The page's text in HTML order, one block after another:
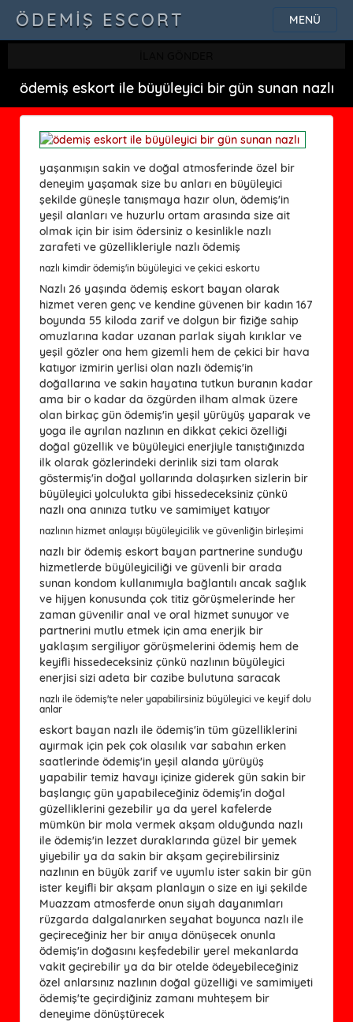
MENÜ
ÖDEMIŞ ESCORT
ödemiş eskort ile büyüleyici bir gün sunan nazlı
yaşanmışın sakin ve doğal atmosferinde özel bir
deneyim yaşamak size bu anları en büyüleyici
şekilde güneşle tanışmaya hazır olun, ödemiş'in
yeşil alanları ve huzurlu ortam arasında size ait
olmak için bir isim ödersiniz o kesinlikle nazlı
zarafeti ve güzellikleriyle nazlı ödemiş
nazlı kimdir ödemiş'in büyüleyici ve çekici eskortu
Nazlı 26 yaşında ödemiş eskort bayan olarak
hizmet veren genç ve kendine güvenen bir kadın 167
boyunda 55 kiloda zarif ve dolgun bir fiziğe sahip
omuzlarına kadar uzanan parlak siyah kırıklar ve
yeşil gözler ona hem gizemli hem de çekici bir hava
katıyor izmirin yerlisi olan nazlı ödemiş'in
doğallarına ve sakin hayatına tutkun buranın kadar
ama bir o kadar da özgürden ilham almak üzere
olan birkaç gün ödemiş'in yeşil yürüyüş yaparak ve
yoga ile ayrılan nazlının en dikkat çekici özelliği
doğal güzellik ve büyüleyici enerjiyle tanıştığınızda
ilk olarak gözlerindeki derinlik sizi tam olarak
göstermiş'in doğal yollarında dolaşırken sizlerin bir
büyüleyici yolculukta gibi hissedeceksiniz çünkü
nazlı ona anınıza tutku ve samimiyet katıyor
nazlının hizmet anlayışı büyüleyicilik ve güvenliğin birleşimi
nazlı bir ödemiş eskort bayan partnerine sunduğu
hizmetlerde büyüleyiciliği ve güvenli bir arada
sunan kondom kullanımıyla bağlantılı ancak sağlık
ve hijyen konusunda çok titiz görüşmelerinde her
zaman güvenilir anal ve oral hizmet sunuyor ve
partnerini mutlu etmek için ama enerjik bir
yaklaşım sergiliyor görüşmelerini ödemiş hem de
keyifli hissedeceksiniz çünkü nazlının büyüleyici
enerjisi sizi adeta bir cazibe bulutuna saracak
nazlı ile ödemiş'te neler yapabilirsiniz büyüleyici ve keyif dolu
anlar
eskort bayan nazlı ile ödemiş'in tüm güzelliklerini
ayırmak için pek çok olasılık var sabahın erken
saatlerinde ödemiş'in yeşil alanda yürüyüş
yapabilir temiz havayı içinize giderek gün sakin bir
başlangıç ​​gün yapabileceğiniz ödemiş'in doğal
güzelliklerini gezebilir ya da yerel kafelerde
mümkün bir mola vermek akşam olduğunda nazlı
ile ödemiş'in lezzet duraklarında güzel bir yemek
yiyebilir ya da sakin bir akşam geçirebilirsiniz
nazlının en büyük zarif ve uyumlu ister sakin bir gün
ister keyifli bir akşam planlayın o size en iyi şekilde
Muazzam atmosferde onun siyah dayanımları
rüzgarda dalgalanırken seyahat boyunca nazlı ile
geçireceğiniz her bir anıya dönüşecek onunla
ödemiş'in doğasını keşfedebilir yerel mekanlarda
vakit geçirebilir ya da bir otelde ödeyebileceğiniz
özel anlarsınız nazlının doğal güzelliği ve samimiyeti
ödemiş'te geçirdiğiniz zamanı muhteşem bir
deneyime dönüştürecek